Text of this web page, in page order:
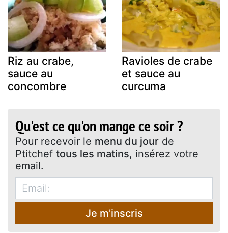
Riz au crabe,
sauce au
concombre
Ravioles de crabe
et sauce au
curcuma
Qu'est ce qu'on mange ce soir ?
Pour recevoir le menu du jour de
Ptitchef tous les matins, insérez votre
email.
Je m'inscris